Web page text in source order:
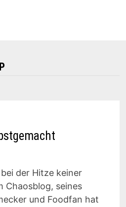
der Hitze keiner
Chaosblog, seines
und Foodfan hat